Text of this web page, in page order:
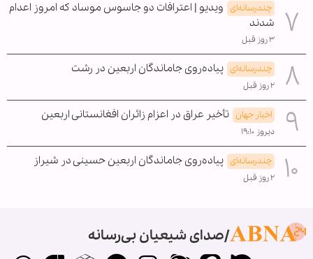
چندرسانه‌ای ویدیو | اعترافات دو جاسوس موساد که امروز اعدام
شدند
۳ روز قبل
چندرسانه‌ای پیاده‌روی جاماندگان اربعین در رشت
۲ روز قبل
اخبار جهان تأخیر عراق در اعزام زائران افغانستانی اربعین
دیروز ۱۹:۱۰
چندرسانه‌ای پیاده‌روی جاماندگان اربعین حسینی در شیراز
۲ روز قبل
صدای شیعیان بی‌رسانه